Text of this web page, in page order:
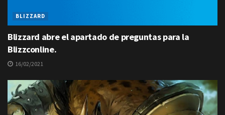
BLIZZARD
Blizzard abre el apartado de preguntas para la
Blizzconline.
16/02/2021